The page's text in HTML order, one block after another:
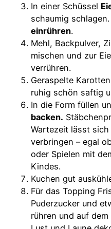
In einer Schüssel
schaumig
einrühren.
Mehl, Backpulver,
mischen und zur
verrühren.
Geraspelte
ruhig schön saftig
In die Form füllen
backen.
Wartezeit lässt
verbringen – egal
oder Spielen mit
Kindes.
Kuchen gut
Für das Topping
Puderzucker und
rühren und auf